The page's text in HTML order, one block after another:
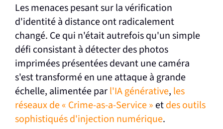
Les menaces pesant sur la vérification
d'identité à distance ont radicalement
changé. Ce qui n'était autrefois qu'un simple
défi consistant à détecter des photos
imprimées présentées devant une caméra
s'est transformé en une attaque à grande
échelle, alimentée parl'IA générative, les
réseaux de « Crime-as-a-Service » etdes outils
sophistiqués d'injection numérique.